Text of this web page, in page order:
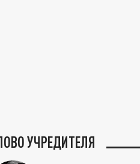
УЧРЕДИТЕЛЯ